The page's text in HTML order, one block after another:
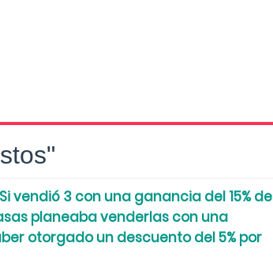
vendió 3 con una ganancia del 15% de
planeaba venderlas con una
otorgado un descuento del 5% por